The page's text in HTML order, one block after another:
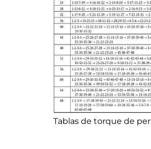
Tablas de torque de